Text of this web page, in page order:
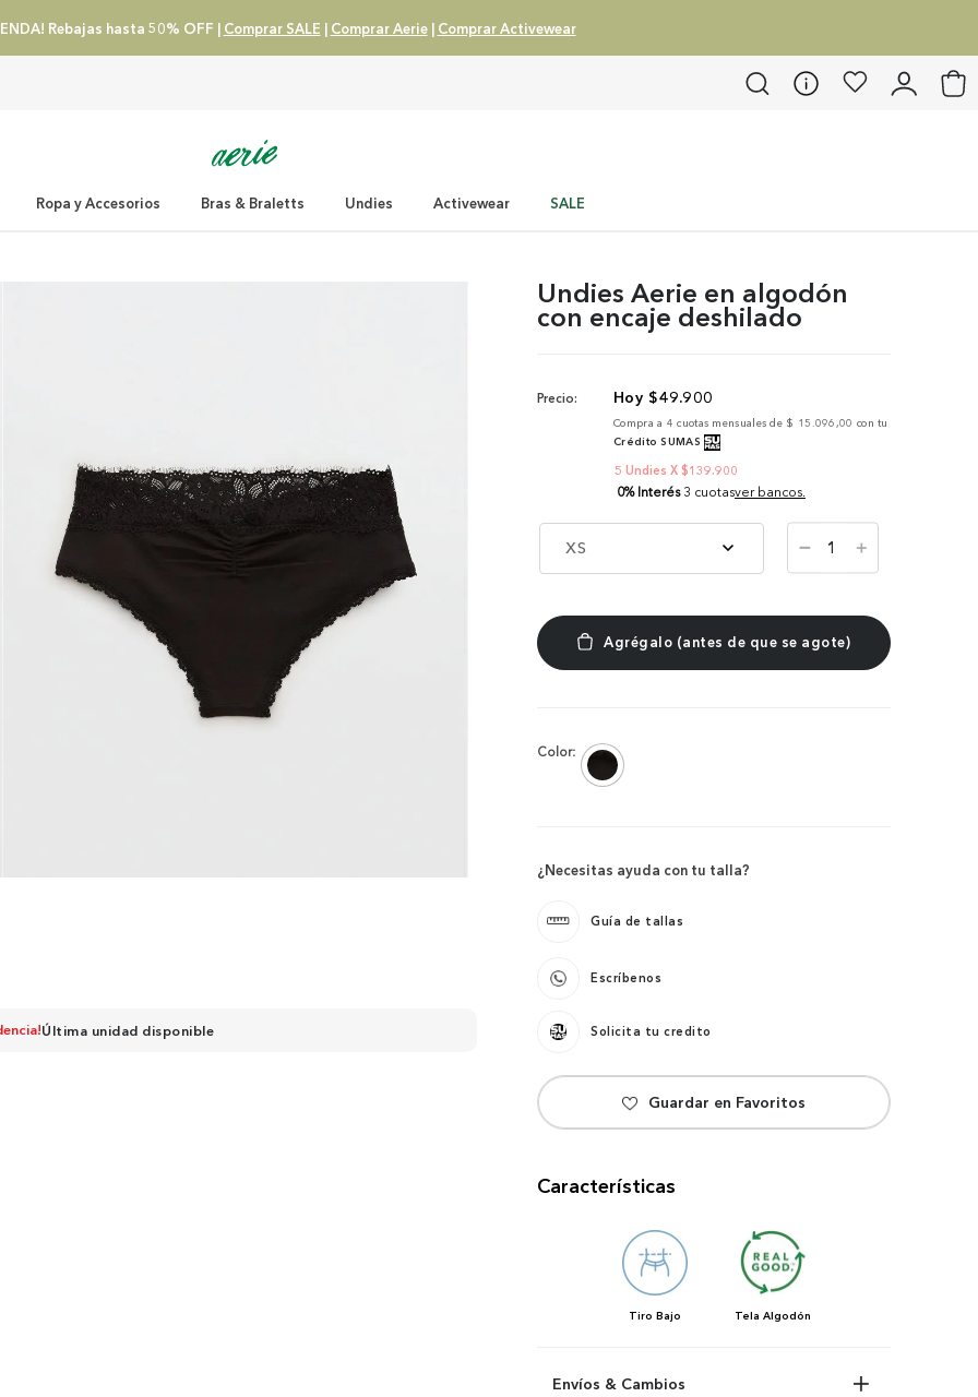
Rebajas hasta 50% OFF | Comprar SALE | Comprar Aerie| Comprar Activewear
Ropa y Accesorios Bras & Braletts Undies Activewear SALE
Última unidad disponible
Undies Aerie en algodón
con encaje deshilado
Precio: $49.900
Compra a 4 cuotas mensuales de $ 15.096,00 con tu
Crédito SUMAS
5 Undies X $139.900
0% Interés 3 cuotasver bancos.
XS ＋
－
Color:
¿Necesitas ayuda con tu talla?
Guía de tallas
Escríbenos
Solicita tu credito
Características
Tiro Bajo Tela Algodón
Envíos & Cambios